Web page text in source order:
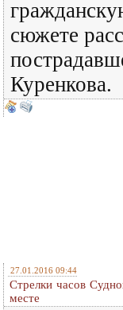
сюжете
Куренкова.
27.01.2016 09:44
Стрелки часов
месте